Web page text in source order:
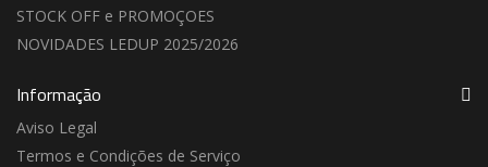
STOCK OFF e PROMOÇOES
NOVIDADES LEDUP 2025/2026
Informação
Aviso Legal
Termos e Condições de Serviço